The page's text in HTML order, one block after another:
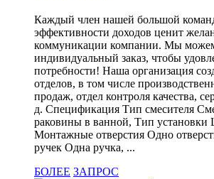
Каждый член нашей большой
эффективности доходов ценит
коммуникации компании. Мы
индивидуальный заказ, чтобы
потребности! Наша организация
отделов, в том числе
продаж, отдел контроля качества,
д. Спецификация Тип смесителя
раковины в ванной, Тип установки
Монтажные отверстия Одно
ручек Одна ручка, ...
БОЛЕЕ ЗАПРОС